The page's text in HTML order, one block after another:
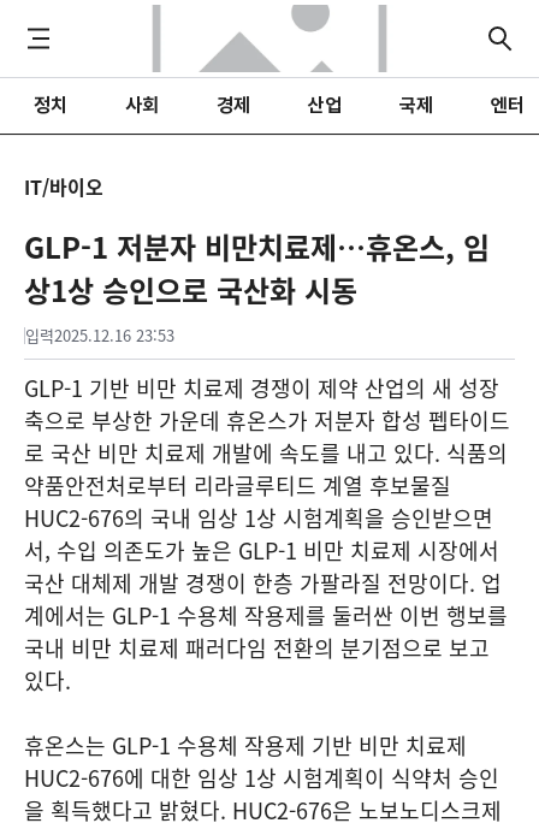
정치 사회 경제 산업 국제 엔터
IT/바이오
GLP-1 저분자 비만치료제…휴온스, 임
상1상 승인으로 국산화 시동
입력2025.12.16 23:53
GLP-1 기반 비만 치료제 경쟁이 제약 산업의 새 성장
축으로 부상한 가운데 휴온스가 저분자 합성 펩타이드
로 국산 비만 치료제 개발에 속도를 내고 있다. 식품의
약품안전처로부터 리라글루티드 계열 후보물질
HUC2-676의 국내 임상 1상 시험계획을 승인받으면
서, 수입 의존도가 높은 GLP-1 비만 치료제 시장에서
국산 대체제 개발 경쟁이 한층 가팔라질 전망이다. 업
계에서는 GLP-1 수용체 작용제를 둘러싼 이번 행보를
국내 비만 치료제 패러다임 전환의 분기점으로 보고
있다.
휴온스는 GLP-1 수용체 작용제 기반 비만 치료제
HUC2-676에 대한 임상 1상 시험계획이 식약처 승인
을 획득했다고 밝혔다. HUC2-676은 노보노디스크제